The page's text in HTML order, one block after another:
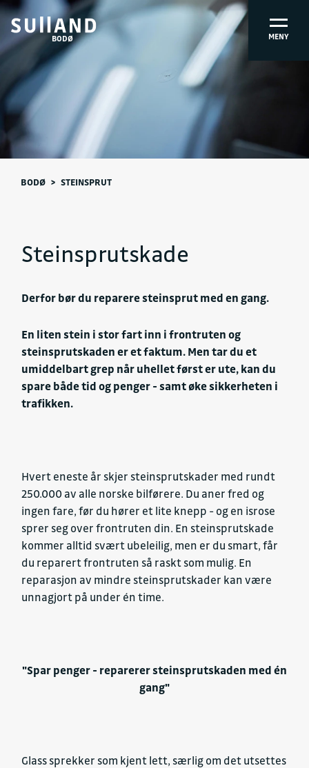
BODØ MENY
BODØ > STEINSPRUT
Steinsprutskade
Derfor bør du reparere steinsprut med en gang.
En liten stein i stor fart inn i frontruten og
steinsprutskaden er et faktum. Men tar du et
umiddelbart grep når uhellet først er ute, kan du
spare både tid og penger - samt øke sikkerheten i
trafikken.
Hvert eneste år skjer steinsprutskader med rundt
250.000 av alle norske bilførere. Du aner fred og
ingen fare, før du hører et lite knepp - og en isrose
sprer seg over frontruten din. En steinsprutskade
kommer alltid svært ubeleilig, men er du smart, får
du reparert frontruten så raskt som mulig. En
reparasjon av mindre steinsprutskader kan være
unnagjort på under én time.
"Spar penger - reparerer steinsprutskaden med én
gang"
Glass sprekker som kjent lett, særlig om det utsettes